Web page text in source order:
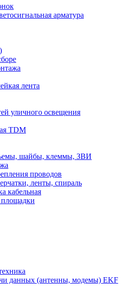
арматура
лента
уличного освещения
TDM
шайбы, клеммы, ЗВИ
проводов
ленты, спираль
кабельная
данных (антенны, модемы) EKF